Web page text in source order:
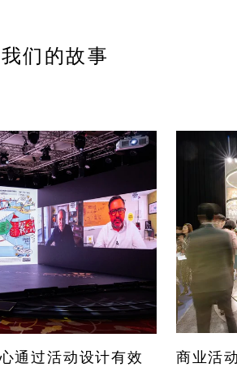
我们的故事
通过活动设计有效
商业活